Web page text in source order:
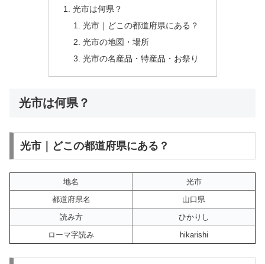
光市は何県？
光市｜どこの都道府県にある？
光市の地図・場所
光市の名産品・特産品・お祭り
光市は何県？
光市｜どこの都道府県にある？
地名
光市
都道府県名
山口県
読み方
ひかりし
ローマ字読み
hikarishi